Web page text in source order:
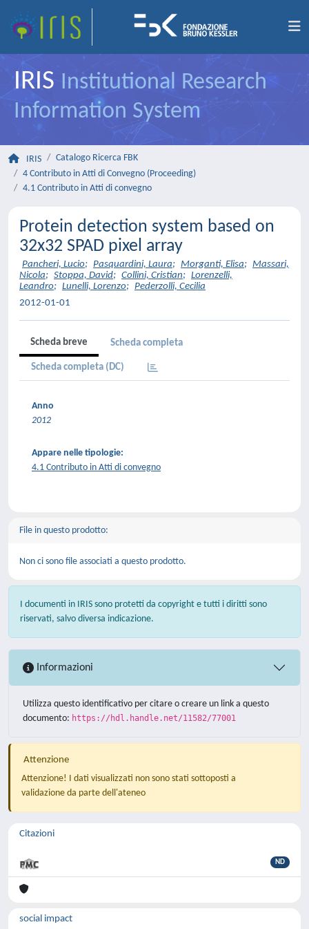
IRIS Institutional Research
Information System
IRIS
Catalogo Ricerca FBK
4 Contributo in Atti di Convegno (Proceeding)
4.1 Contributo in Atti di convegno
Protein detection system based on
32x32 SPAD pixel array
Pancheri, Lucio; Pasquardini, Laura; Morganti, Elisa; Massari,
Nicola; Stoppa, David; Collini, Cristian; Lorenzelli,
Leandro; Lunelli, Lorenzo; Pederzolli, Cecilia
2012-01-01
Scheda breve Scheda completa
Scheda completa (DC)
Anno
2012
Appare nelle tipologie:
4.1 Contributo in Atti di convegno
File in questo prodotto:
Non ci sono file associati a questo prodotto.
I documenti in IRIS sono protetti da copyright e tutti i diritti sono
riservati, salvo diversa indicazione.
Informazioni
Utilizza questo identificativo per citare o creare un link a questo
documento: https://hdl.handle.net/11582/77001
Attenzione
Attenzione! I dati visualizzati non sono stati sottoposti a
validazione da parte dell'ateneo
Citazioni
ND
social impact